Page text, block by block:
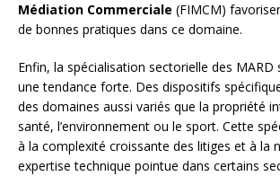
Médiation Commerciale (FIMCM)
de bonnes pratiques dans ce domaine.
Enfin, la spécialisation sectorielle des MARD
une tendance forte. Des dispositifs
des domaines aussi variés que la propriété
santé, l’environnement ou le sport. Cette
à la complexité croissante des litiges et à la
expertise technique pointue dans certains